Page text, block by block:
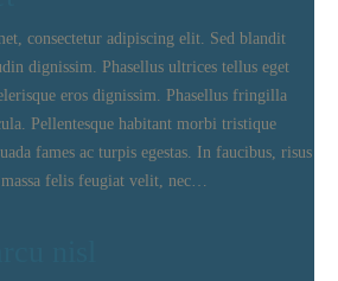
consectetur adipiscing elit. Sed blandit
dignissim. Phasellus ultrices tellus eget
eros dignissim. Phasellus fringilla
Pellentesque habitant morbi tristique
fames ac turpis egestas. In faucibus, risus
felis feugiat velit, nec…